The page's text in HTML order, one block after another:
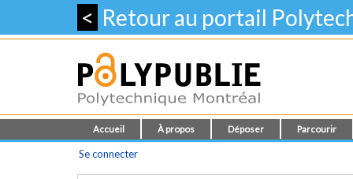
< Retour au portail
Accueil À propos Déposer Parcourir
Se connecter